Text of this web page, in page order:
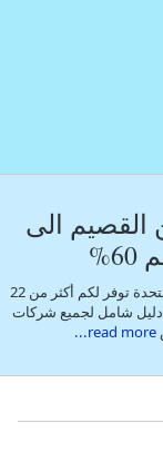
الى
شركة شحن ونقل عفش من القصيم الى لبنان شركة المتحدة توفر لكم أكثر من 22
شامل لجميع شركات
read more...